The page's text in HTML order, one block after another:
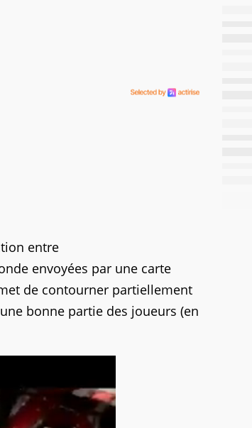
entre
envoyées par une carte
de contourner partiellement
bonne partie des joueurs (en